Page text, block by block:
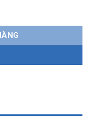
mềm số lượng